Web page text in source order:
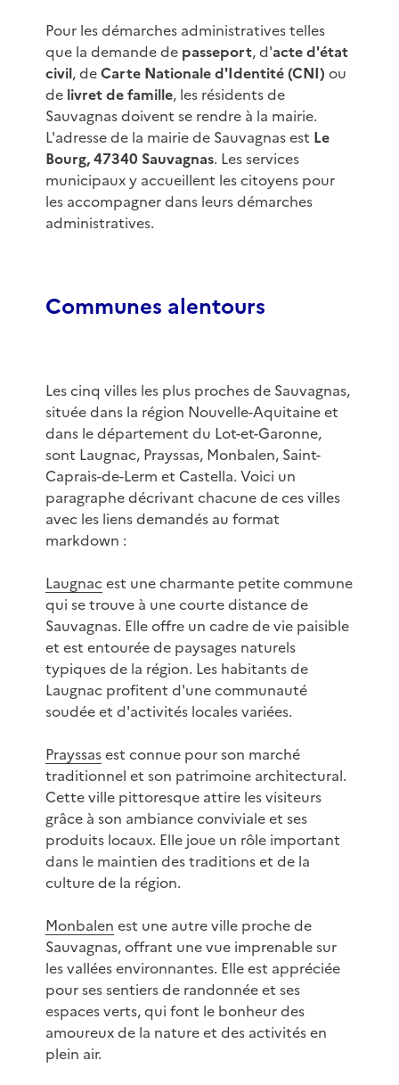
Pour les démarches administratives telles
que la demande de passeport, d'acte d'état
civil, deCarte Nationale d'Identité (CNI) ou
de livret de famille, les résidents de
Sauvagnas doivent se rendre à la mairie.
L'adresse de la mairie de Sauvagnas est Le
Bourg, 47340 Sauvagnas. Les services
municipaux y accueillent les citoyens pour
les accompagner dans leurs démarches
administratives.
Communes alentours
Les cinq villes les plus proches de Sauvagnas,
située dans la région Nouvelle-Aquitaine et
dans le département du Lot-et-Garonne,
sont Laugnac, Prayssas, Monbalen, Saint-
Caprais-de-Lerm et Castella. Voici un
paragraphe décrivant chacune de ces villes
avec les liens demandés au format
markdown :
Laugnacest une charmante petite commune
qui se trouve à une courte distance de
Sauvagnas. Elle offre un cadre de vie paisible
et est entourée de paysages naturels
typiques de la région. Les habitants de
Laugnac profitent d'une communauté
soudée et d'activités locales variées.
Prayssasest connue pour son marché
traditionnel et son patrimoine architectural.
Cette ville pittoresque attire les visiteurs
grâce à son ambiance conviviale et ses
produits locaux. Elle joue un rôle important
dans le maintien des traditions et de la
culture de la région.
Monbalen est une autre ville proche de
Sauvagnas, offrant une vue imprenable sur
les vallées environnantes. Elle est appréciée
pour ses sentiers de randonnée et ses
espaces verts, qui font le bonheur des
amoureux de la nature et des activités en
plein air.